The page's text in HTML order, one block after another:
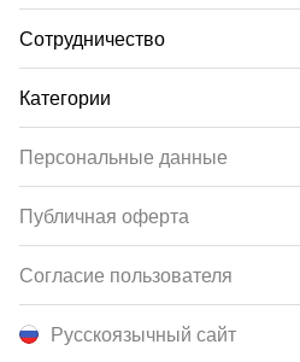
Сотрудничество
Категории
Русскоязычный сайт
Персональные данные
Публичная оферта
Согласие пользователя